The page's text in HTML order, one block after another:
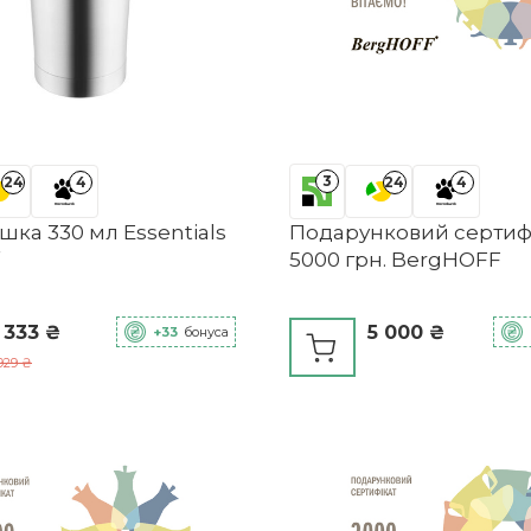
24 4
330 мл Essentials
333 ₴
₴
+33 бонуса
3 24 4
Подарунковий
5000 грн. BergHOFF
5 000 ₴